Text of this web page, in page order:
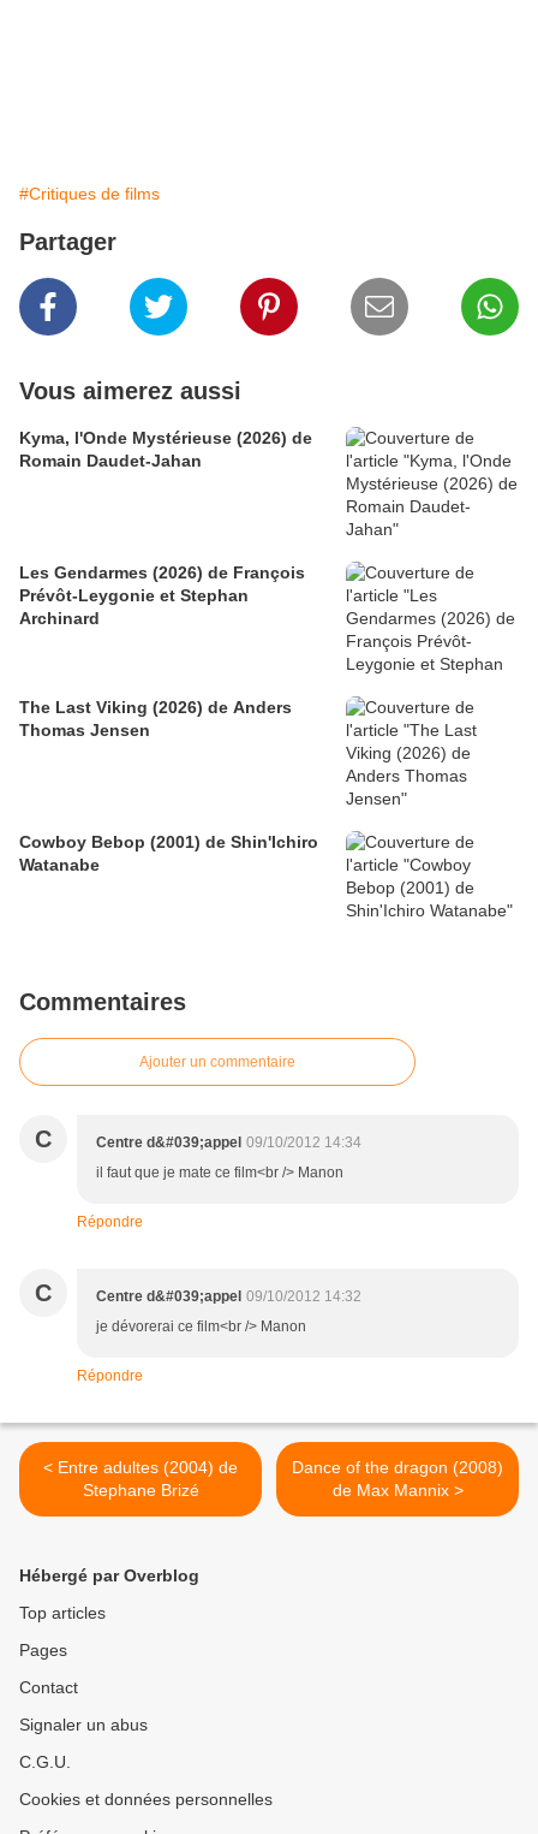
#Critiques de films
Partager
Vous aimerez aussi
Kyma, l'Onde Mystérieuse (2026) de
Romain Daudet-Jahan
Les Gendarmes (2026) de François
Prévôt-Leygonie et Stephan
Archinard
The Last Viking (2026) de Anders
Thomas Jensen
Cowboy Bebop (2001) de Shin'Ichiro
Watanabe
Commentaires
Ajouter un commentaire
C Centre d&#039;appel 09/10/2012 14:34
il faut que je mate ce film<br /> Manon
Répondre
C Centre d&#039;appel 09/10/2012 14:32
je dévorerai ce film<br /> Manon
Répondre
< Entre adultes (2004) de
Stephane Brizé
Dance of the dragon (2008)
de Max Mannix >
Hébergé par Overblog
Top articles
Pages
Contact
Signaler un abus
C.G.U.
Cookies et données personnelles